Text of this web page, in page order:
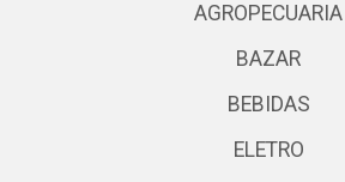
AGROPECUARIA
BAZAR
BEBIDAS
ELETRO